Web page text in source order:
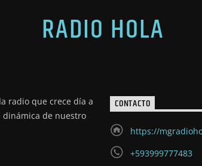
RADIO HOLA
radio que crece día a
dinámica de nuestro
CONTACTO
https://
+593999777483